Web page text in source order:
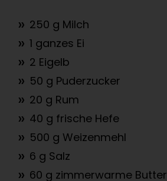
250 g Milch
1 ganzes Ei
2 Eigelb
50 g Puderzucker
20 g Rum
40 g frische Hefe
500 g Weizenmehl
6 g Salz
60 g zimmerwarme Butter